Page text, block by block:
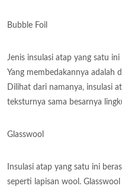
Bubble Foil
Jenis insulasi atap yang satu
Yang membedakannya adalah
Dilihat dari namanya, insulasi
teksturnya sama besarnya
Glasswool
Insulasi atap yang satu ini
seperti lapisan wool.